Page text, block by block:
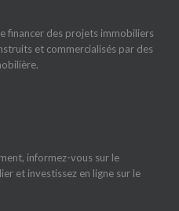
financer des projets immobiliers
et commercialisés par des
informez-vous sur le
et investissez en ligne sur le